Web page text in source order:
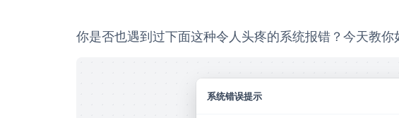
你是否也遇到过下面这种令人头疼的系统报错？今天教你
系统错误提示